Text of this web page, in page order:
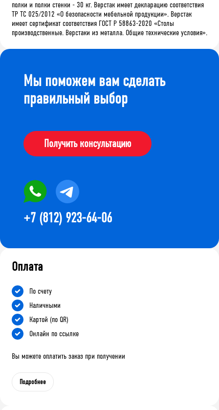
полки и полки стенки - 30 кг. Верстак имеет декларацию соответствия
ТР ТС 025/2012 «О безопасности мебельной продукции». Верстак
имеет сертификат соответствия ГОСТ Р 58863-2020 «Столы
производственные. Верстаки из металла. Общие технические условия».
Мы поможем вам сделать
правильный выбор
Получить консультацию
+7 (812) 923-64-06
Оплата
По счету
Наличными
Картой (по QR)
Онлайн по ссылке
Вы можете оплатить заказ при получении
Подробнее